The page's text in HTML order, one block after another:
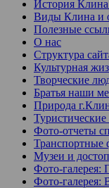
История
Виды Клина и
Полезные
О нас
Структура
Культурная
Творческие
Братья наши
Природа
Фото-отчеты
Транспортные
Музеи и
Фото-галерея:
Фото-галерея: